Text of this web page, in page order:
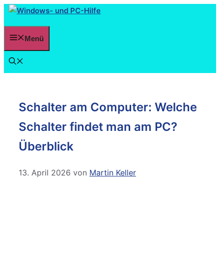
Menü
Schalter am Computer: Welche
Schalter findet man am PC?
Überblick
13. April 2026 von Martin Keller